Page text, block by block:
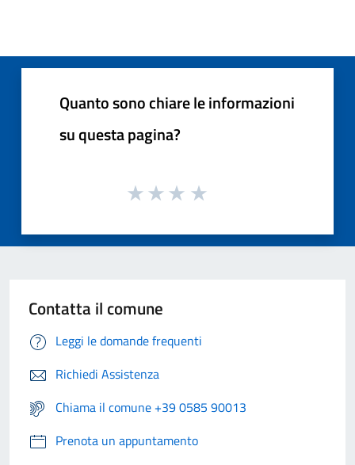
Quanto sono chiare le informazioni
su questa pagina?
Contatta il comune
Leggi le domande frequenti
Richiedi Assistenza
Chiama il comune +39 0585 90013
Prenota un appuntamento